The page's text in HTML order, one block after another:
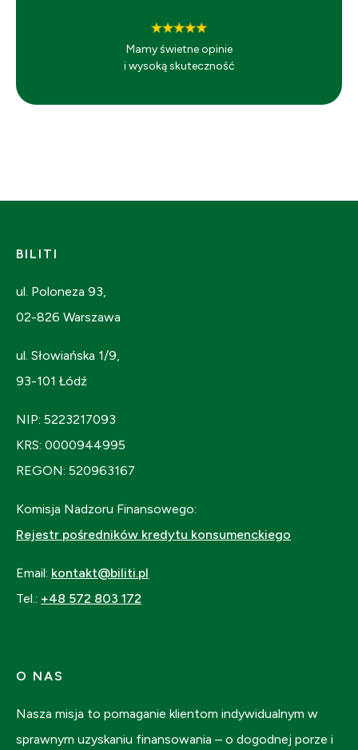
Mamy świetne opinie
i wysoką skuteczność
BILITI
ul. Poloneza 93,
02-826 Warszawa
ul. Słowiańska 1/9,
93-101 Łódź
NIP: 5223217093
KRS: 0000944995
REGON: 520963167
Komisja Nadzoru Finansowego:
Rejestr pośredników kredytu konsumenckiego
Email: kontakt@biliti.pl
Tel.: +48 572 803 172
O NAS
Nasza misja to pomaganie klientom indywidualnym w
sprawnym uzyskaniu finansowania – o dogodnej porze i